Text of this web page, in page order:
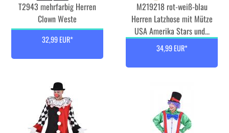
T2943 mehrfarbig Herren
Clown Weste
32,99 EUR*
M219218 rot-weiß-blau
Herren Latzhose mit Mütze
USA Amerika Stars und...
34,99 EUR*